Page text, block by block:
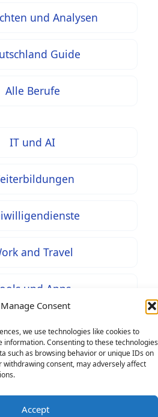
Manage Consent
we use technologies like cookies to
information. Consenting to these technologies
such as browsing behavior or unique IDs on
withdrawing consent, may adversely affect
Accept
und Analysen
Guide
Alle Berufe
IT und AI
and Travel
und Apps
gekennzeichneten Inhalten
/ Affiliate Links: Beim
erhalten wir jedoch